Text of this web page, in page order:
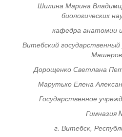
Шилина Марина
биологических
кафедра анатомии
Витебский
Дорощенко Светлана
Марутько Елена
Государственное
Гимназия
г. Витебск,